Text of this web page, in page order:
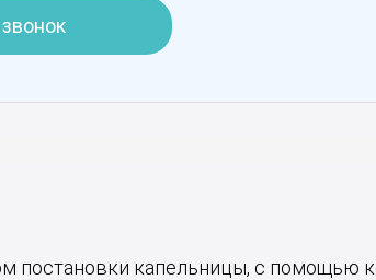
постановки капельницы, с помощью